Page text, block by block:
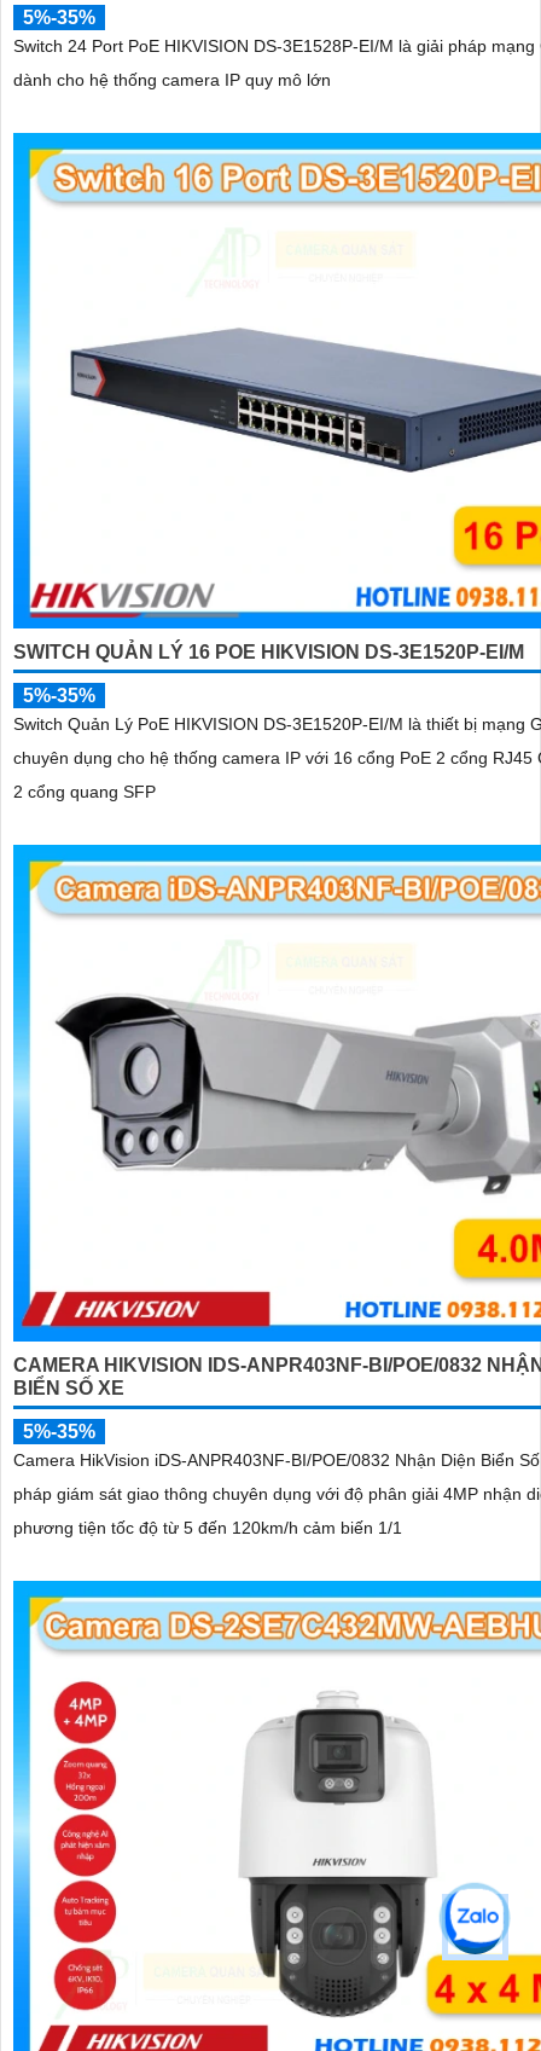
5%-35%
Switch 24 Port PoE HIKVISION DS-3E1528P-EI/M là giải pháp mạng
dành cho hệ thống camera IP quy mô lớn
SWITCH QUẢN LÝ 16 POE HIKVISION DS-3E1520P-EI/M
5%-35%
Switch Quản Lý PoE HIKVISION DS-3E1520P-EI/M là thiết bị mạng
chuyên dụng cho hệ thống camera IP với 16 cổng PoE 2 cổng RJ45
2 cổng quang SFP
CAMERA HIKVISION IDS-ANPR403NF-BI/POE/0832
BIỂN SỐ XE
5%-35%
Camera HikVision iDS-ANPR403NF-BI/POE/0832 Nhận Diện Biển
pháp giám sát giao thông chuyên dụng với độ phân giải 4MP nhận
phương tiện tốc độ từ 5 đến 120km/h cảm biến 1/1